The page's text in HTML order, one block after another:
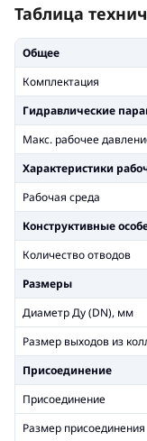
Таблица
Общее
Комплектация
Гидравлические
Макс. рабочее
Xарактеристики
Рабочая среда
Конструктивные
Количество отводов
Размеры
Диаметр Ду (DN), мм
Размер выходов из
Присоединение
Присоединение
Размер присоединения